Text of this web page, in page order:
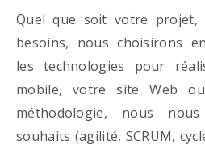
Quel que soit votre projet,
besoins, nous choisirons
les technologies pour
mobile, votre site Web
méthodologie, nous
souhaits (agilité, SCRUM,